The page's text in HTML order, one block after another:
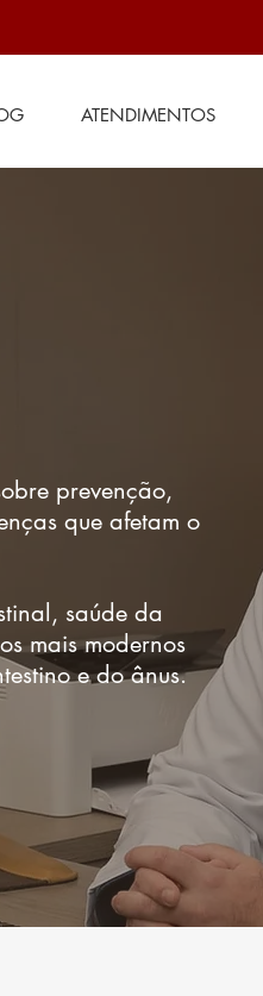
ATENDIMENTOS
prevenção,
que afetam o
saúde da
mais modernos
e do ânus.